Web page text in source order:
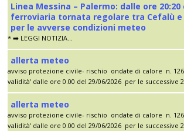
Linea Messina – Palermo: dalle ore
ferroviaria tornata regolare tra Cefalù e
per le avverse condizioni meteo
* ➡️ LEGGI NOTIZIA...
allerta meteo
avviso protezione civile- rischio ondate di calore n. 126
validità' dalle ore 0.00 del 29/06/2026 per le successive
allerta meteo
avviso protezione civile- rischio ondate di calore n. 126
validità' dalle ore 0.00 del 29/06/2026 per le successive